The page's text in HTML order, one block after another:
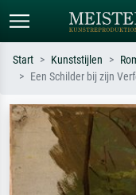
Zoek op kunstenaar, titel of
Monet, Sterrennacht,
Hokusai-golf, naakt.
Start Kunststijlen
Een Schilder bij zijn